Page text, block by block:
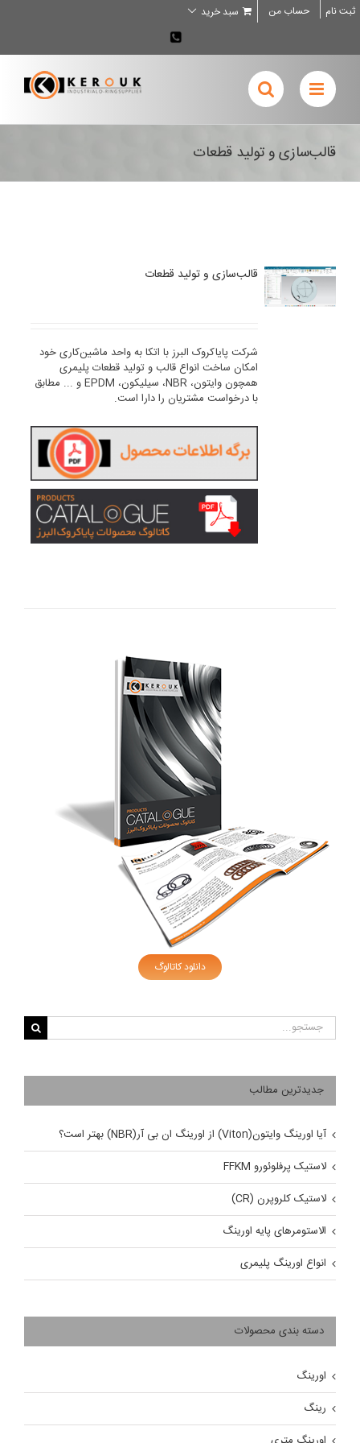
Skip
to
ثبت نام حساب من سبد خرید
02636707898
قالب‌سازی و تولید قطعات
قالب‌سازی و تولید قطعات
شرکت پایاکروک البرز با اتکا به واحد ماشین‌کاری خود
امکان ساخت انواع قالب و تولید قطعات پلیمری
همچون وایتون، NBR، سیلیکون، EPDM و ... مطابق
با درخواست مشتریان را دارا است.
دانلود کاتالوگ
جستجو
برای:
جدیدترین مطالب
آیا اورینگ وایتون(Viton) از اورینگ ان بی آر(NBR) بهتر است؟
لاستیک پرفلوئورو FFKM
لاستیک کلروپرن (CR)
الاستومرهای پایه اورینگ
انواع اورینگ پلیمری
دسته بندی محصولات
اورینگ
رینگ